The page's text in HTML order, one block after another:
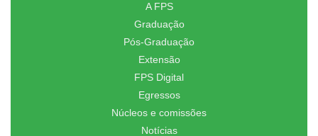
A FPS
Graduação
Pós-Graduação
Extensão
FPS Digital
Egressos
Núcleos e comissões
Notícias